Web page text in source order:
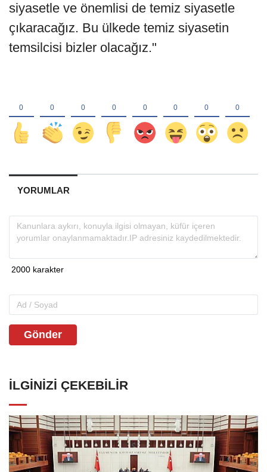
siyasetle ve önemlisi de temiz siyasetle
çıkaracağız. Bu ülkede temiz siyasetin
temsilcisi bizler olacağız."
YORUMLAR
Gönder
İLGINIZI ÇEKEBILIR